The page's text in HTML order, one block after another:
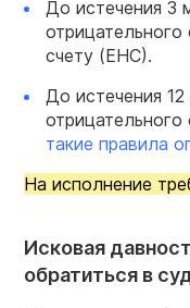
До истечения 3
счету (ЕНС).
До истечения
такие правила
На исполнение
Исковая
обратиться в